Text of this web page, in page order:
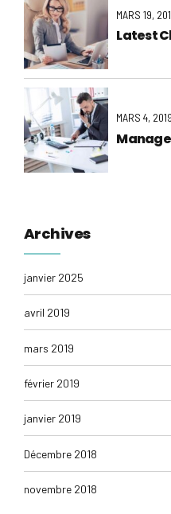
MARS 19,
Latest
MARS 4, 2019
Archives
janvier 2025
avril 2019
mars 2019
février 2019
janvier 2019
Décembre 2018
novembre 2018